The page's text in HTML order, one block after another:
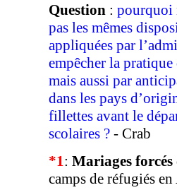
Question : pourquoi
pas les mêmes
appliquées par
empêcher la
mais aussi par
dans les pays
fillettes avant le
scolaires ? - Crab
*1: Mariages forcés
camps de réfugiés